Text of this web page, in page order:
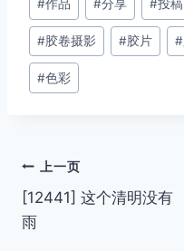
章
标
签：
#作品 #分享 #投稿
#胶卷摄影 #胶片 #
#色彩
文
章
上一页
[12441] 这个清明没有
雨